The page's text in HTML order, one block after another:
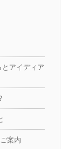
アイディア
案内